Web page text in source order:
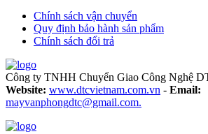
Chính sách vận chuyển
Quy định bảo hành sản phẩm
Chính sách đổi trả
Công ty TNHH Chuyển Giao Công Nghệ
Website: www.dtcvietnam.com.vn - Email:
mayvanphongdtc@gmail.com.